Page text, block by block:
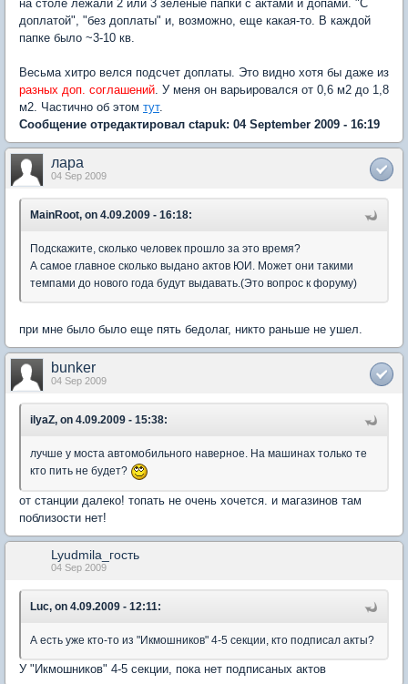
на столе лежали 2 или 3 зеленые папки с актами и допами. "С
доплатой", "без доплаты" и, возможно, еще какая-то. В каждой
папке было ~3-10 кв.
Весьма хитро велся подсчет доплаты. Это видно хотя бы даже из
разных доп. соглашений. У меня он варьировался от 0,6 м2 до 1,8
м2. Частично об этом тут.
Сообщение отредактировал ctapuk: 04 September 2009 - 16:19
лара
04 Sep 2009
MainRoot, on 4.09.2009 - 16:18:
Подскажите, сколько человек прошло за это время?
А самое главное сколько выдано актов ЮИ. Может они такими
темпами до нового года будут выдавать.(Это вопрос к форуму)
при мне было было еще пять бедолаг, никто раньше не ушел.
bunker
04 Sep 2009
ilyaZ, on 4.09.2009 - 15:38:
лучше у моста автомобильного наверное. На машинах только те
кто пить не будет?
от станции далеко! топать не очень хочется. и магазинов там
поблизости нет!
Lyudmila_гость
04 Sep 2009
Luc, on 4.09.2009 - 12:11:
А есть уже кто-то из "Икмошников" 4-5 секции, кто подписал акты?
У "Икмошников" 4-5 секции, пока нет подписаных актов